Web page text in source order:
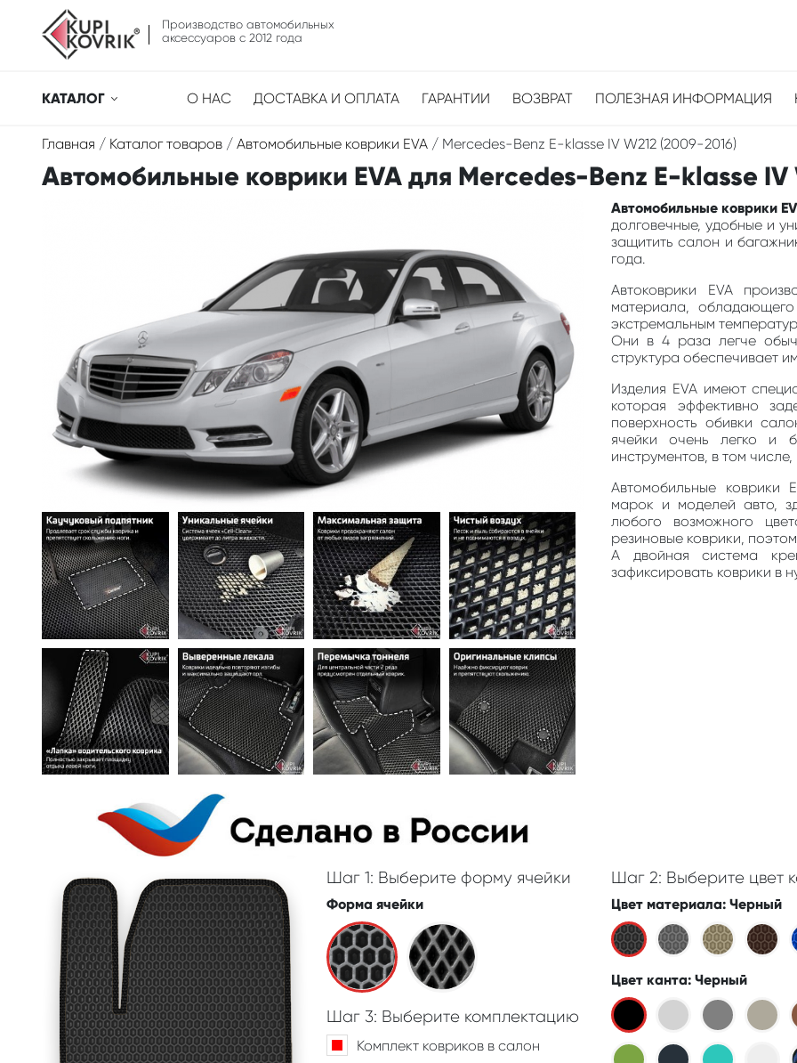
Производство автомобильных
аксессуаров с 2012 года
КАТАЛОГ О НАС ДОСТАВКА И ОПЛАТА ГАРАНТИИ ВОЗВРАТ ПОЛЕЗНАЯ ИНФОРМАЦИЯ
Главная / Каталог товаров / Автомобильные коврики EVA / Mercedes-Benz E-klasse IV W212 (2009-2016)
Автомобильные коврики EVA для Mercedes-Benz E-klasse IV
Автомобильные коврики
долговечные, удобные и
защитить салон и
года.
Автоковрики EVA
материала,
экстремальным
Они в 4 раза легче
структура обеспечивает
Изделия EVA имеют
которая эффективно
поверхность обивки
ячейки очень легко и
инструментов, в том
Автомобильные коврики
марок и моделей авто,
любого возможного
резиновые коврики,
А двойная система
зафиксировать коврики в
Шаг 1: Выберите форму ячейки
Форма ячейки
Шаг 3: Выберите комплектацию
Комплект ковриков в салон
Шаг 2: Выберите цвет
Цвет материала: Черный
Цвет канта: Черный